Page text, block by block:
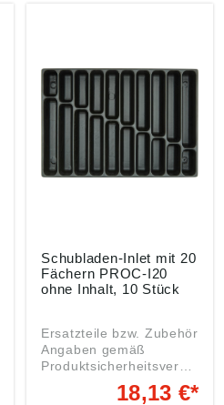
Schubladen-Inlet mit 20
Fächern PROC-I20
ohne Inhalt, 10 Stück
Ersatzteile bzw. Zubehör
Angaben gemäß
Produktsicherheitsveror
dnung ((EU) 2023/998):
Einkaufsbüro Deutscher
18,13 €*